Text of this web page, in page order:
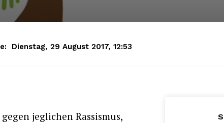
Dienstag, 29 August 2017, 12:53
jeglichen Rassismus,